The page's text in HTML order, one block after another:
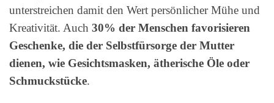
unterstreichen damit den Wert persönlicher Mühe und
Kreativität. Auch 30% der Menschen favorisieren
Geschenke, die der Selbstfürsorge der Mutter
dienen, wie Gesichtsmasken, ätherische Öle oder
Schmuckstücke.